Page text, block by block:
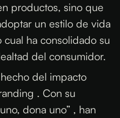
productos, sino que
un estilo de vida
ha consolidado su
del consumidor.
del impacto
. Con su
dona uno” , han